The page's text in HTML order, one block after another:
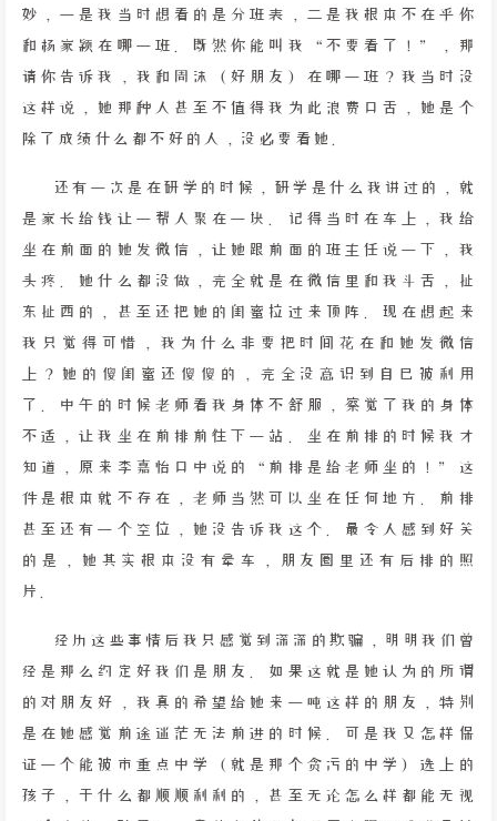
妙，一是我当时想看的是分班表，二是我根本不在乎你
和杨家颖在哪一班。既然你能叫我“不要看了！”，那
请你告诉我，我和周沫（好朋友）在哪一班？我当时没
这样说，她那种人甚至不值得我为此浪费口舌，她是个
除了成绩什么都不好的人，没必要看她。
还有一次是在研学的时候，研学是什么我讲过的，就
是家长给钱让一帮人聚在一块。记得当时在车上，我给
坐在前面的她发微信，让她跟前面的班主任说一下，我
头疼。她什么都没做，完全就是在微信里和我斗舌，扯
东扯西的，甚至还把她的闺蜜拉过来顶阵。现在想起来
我只觉得可惜，我为什么非要把时间花在和她发微信
上？她的傻闺蜜还傻傻的，完全没意识到自己被利用
了。中午的时候老师看我身体不舒服，察觉了我的身体
不适，让我坐在前排前往下一站。坐在前排的时候我才
知道，原来李嘉怡口中说的“前排是给老师坐的！”这
件是根本就不存在，老师当然可以坐在任何地方。前排
甚至还有一个空位，她没告诉我这个。最令人感到好笑
的是，她其实根本没有晕车，朋友圈里还有后排的照
片。
经历这些事情后我只感觉到深深的欺骗，明明我们曾
经是那么约定好我们是朋友。如果这就是她认为的所谓
的对朋友好，我真的希望给她来一吨这样的朋友，特别
是在她感觉前途迷茫无法前进的时候。可是我又怎样保
证一个能被市重点中学（就是那个贪污的中学）选上的
孩子，干什么都顺顺利利的，甚至无论怎么样都能无视